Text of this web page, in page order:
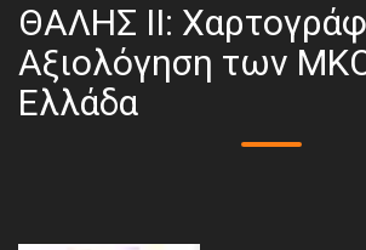
ΘΑΛΗΣ ΙΙ:
Αξιολόγηση των
Ελλάδα